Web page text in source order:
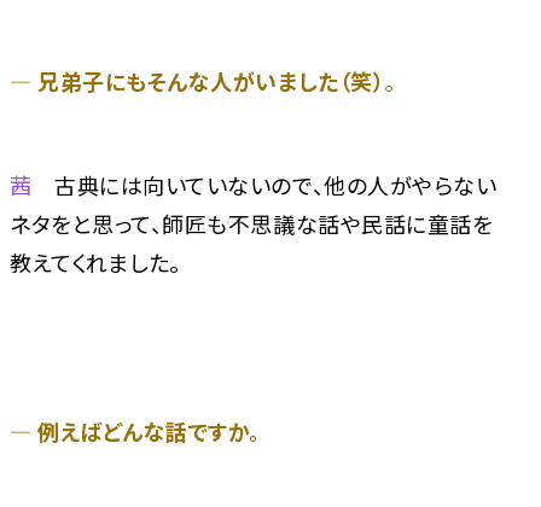
― 兄弟子にもそんな人がいました（笑）。
茜 古典には向いていないので、他の人がやらない
ネタをと思って、師匠も不思議な話や民話に童話を
教えてくれました。
― 例えばどんな話ですか。